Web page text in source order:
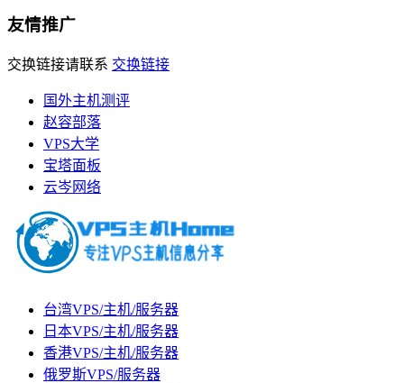
友情推广
交换链接请联系 交换链接
国外主机测评
赵容部落
VPS大学
宝塔面板
云岑网络
台湾VPS/主机/服务器
日本VPS/主机/服务器
香港VPS/主机/服务器
俄罗斯VPS/服务器